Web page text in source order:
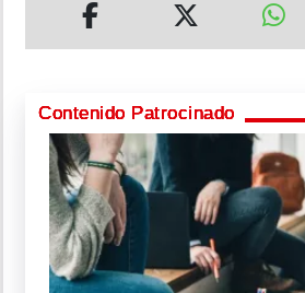
Contenido Patrocinado